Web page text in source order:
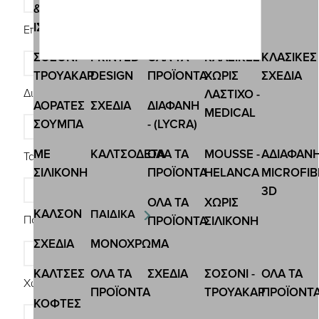
Επίθετο *
Διεύθυνση *
Ταχ. κωδικός *
Πόλη *
Χώρα *
&
ΙΣΟΘΕΡΜΙΚΕΣ
ΚΛΑΣΙΚΕΣ
ΣΧΕΔΙΑ
ΚΛΑΣΙΚΕΣ
ΧΩΡΙΣ
ΛΑΣΤΙΧΟ -
MEDICAL
ΟΛΑ ΤΑ
ΠΡΟΪΟΝΤΑ
PRINTED
DESIGN
ΣΟΣΟΝΙ-
ΤΡΟΥΑΚΑΡ
ΔΙΑΦΑΝΗ
- (LYCRA)
ΣΧΕΔΙA
ΑΟΡΑΤΕΣ
ΣΟΥΜΠΑ
3D
MOUSSE -
HELANCA
ΟΛΑ ΤΑ
ΠΡΟΪΟΝΤΑ
ΚΑΛΤΣΟΔΕΤΑ
ΜΕ
ΣΙΛΙΚΟΝΗ
ΧΩΡΙΣ
ΣΙΛΙΚΟΝΗ
ΟΛΑ ΤΑ
ΠΡΟΪΟΝΤΑ
ΠΑΙΔΙΚΑ
ΚΑΛΣΟΝ
ΜΟΝΟΧΡΩΜΑ
ΣΧΕΔΙΑ
ΟΛΑ ΤΑ
ΣΟΣΟΝΙ -
ΤΡΟΥΑΚΑΡ
ΣΧΕΔΙΑ
ΟΛΑ ΤΑ
ΠΡΟΪΟΝΤΑ
ΚΑΛΤΣΕΣ
ΚΟΦΤΕΣ